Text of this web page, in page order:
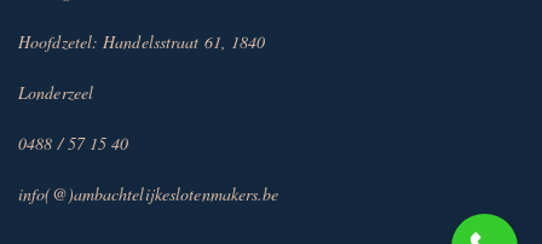
Hoofdzetel: Handelsstraat 61, 1840
Londerzeel
0488 / 57 15 40
info(@)ambachtelijkeslotenmakers.be